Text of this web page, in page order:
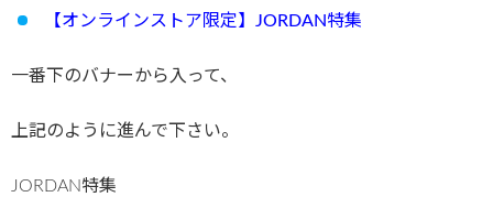
【オンラインストア限定】JORDAN特集
一番下のバナーから入って、
上記のように進んで下さい。
JORDAN特集